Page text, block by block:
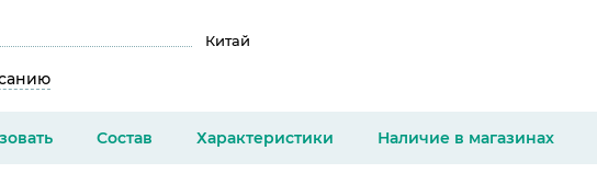
Китай
Состав Характеристики Наличие в магазинах